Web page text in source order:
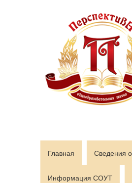
Главная Сведения
Информация СОУТ